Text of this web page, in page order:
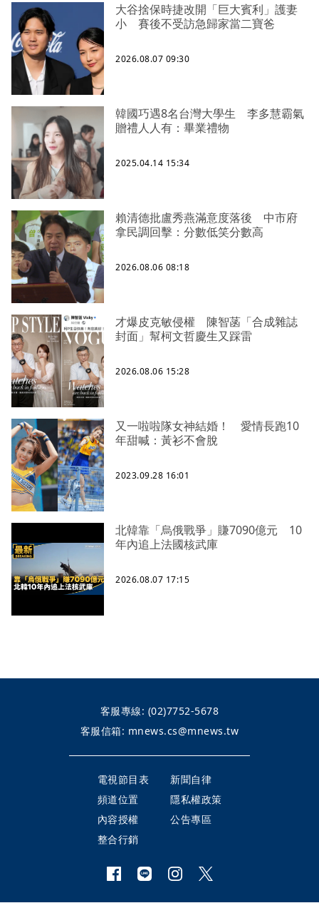
大谷捨保時捷改開「巨大賓利」護妻
小 賽後不受訪急歸家當二寶爸
2026.08.07 09:30
韓國巧遇8名台灣大學生 李多慧霸氣
贈禮人人有：畢業禮物
2025.04.14 15:34
賴清德批盧秀燕滿意度落後 中市府
拿民調回擊：分數低笑分數高
2026.08.06 08:18
才爆皮克敏侵權 陳智菡「合成雜誌
封面」幫柯文哲慶生又踩雷
2026.08.06 15:28
又一啦啦隊女神結婚！ 愛情長跑10
年甜喊：黃衫不會脫
2023.09.28 16:01
北韓靠「烏俄戰爭」賺7090億元 10
年內追上法國核武庫
2026.08.07 17:15
客服專線: (02)7752-5678
客服信箱: mnews.cs@mnews.tw
電視節目表
新聞自律
頻道位置
隱私權政策
內容授權
公告專區
整合行銷